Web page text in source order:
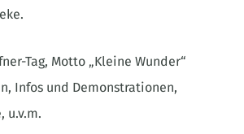
Tag, Motto „Kleine Wunder“
Infos und Demonstrationen,
u.v.m.